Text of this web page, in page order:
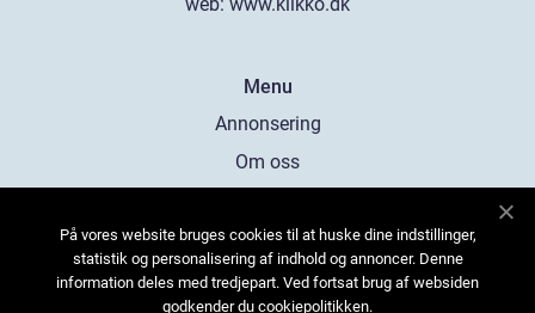
Menu
Annonsering
Om oss
Kontakta oss
Sitemap
På vores website bruges cookies til at huske dine indstillinger,
statistik og personalisering af indhold og annoncer. Denne
information deles med tredjepart. Ved fortsat brug af websiden
godkender du cookiepolitikken.